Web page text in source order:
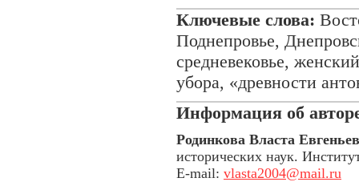
Ключевые слова:
Поднепровье,
средневековье,
убора, «древности
Информация об
Родинкова Власта
исторических наук.
E-mail: vlasta2004@mail.ru